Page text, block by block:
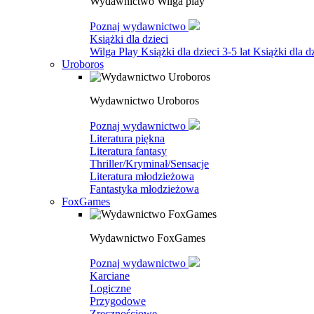
Poznaj wydawnictwo
Książki dla dzieci
Wilga Play Książki dla dzieci 3-5 lat Książki dla
Uroboros
Wydawnictwo Uroboros
Poznaj wydawnictwo
Literatura piękna
Literatura fantasy
Thriller/Kryminał/Sensacje
Literatura młodzieżowa
Fantastyka młodzieżowa
FoxGames
Wydawnictwo FoxGames
Poznaj wydawnictwo
Karciane
Logiczne
Przygodowe